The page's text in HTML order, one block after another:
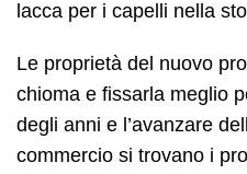
lacca per i capelli nella
Le proprietà del nuovo
chioma e fissarla meglio
degli anni e l’avanzare
commercio si trovano i